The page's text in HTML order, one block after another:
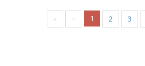
« < 1 2 3